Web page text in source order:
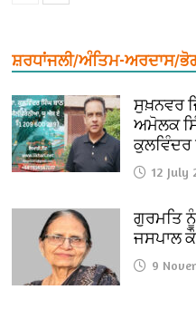
ਸ਼ਰਧਾਂਜਲੀ/ਅੰਤਿਮ-ਅਰਦਾਸ/
ਸੁਖ਼ਨਵਰ
ਅਮੋਲਕ
ਕੁਲਵਿੰਦਰ
12 July
ਗੁਰਮਤਿ
ਜਸਪਾਲ
9